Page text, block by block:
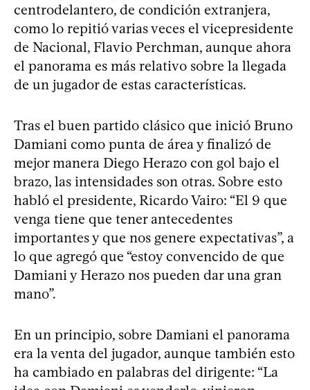
centrodelantero, de condición extranjera,
como lo repitió varias veces el vicepresidente
de Nacional, Flavio Perchman, aunque ahora
el panorama es más relativo sobre la llegada
de un jugador de estas características.
Tras el buen partido clásico que inició Bruno
Damiani como punta de área y finalizó de
mejor manera Diego Herazo con gol bajo el
brazo, las intensidades son otras. Sobre esto
habló el presidente, Ricardo Vairo: “El 9 que
venga tiene que tener antecedentes
importantes y que nos genere expectativas”, a
lo que agregó que “estoy convencido de que
Damiani y Herazo nos pueden dar una gran
mano”.
En un principio, sobre Damiani el panorama
era la venta del jugador, aunque también esto
ha cambiado en palabras del dirigente: “La